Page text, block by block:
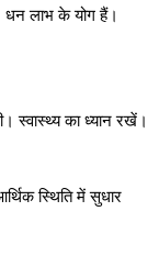
धन लाभ के योग हैं।
स्वास्थ्य का ध्यान रखें।
स्थिति में सुधार